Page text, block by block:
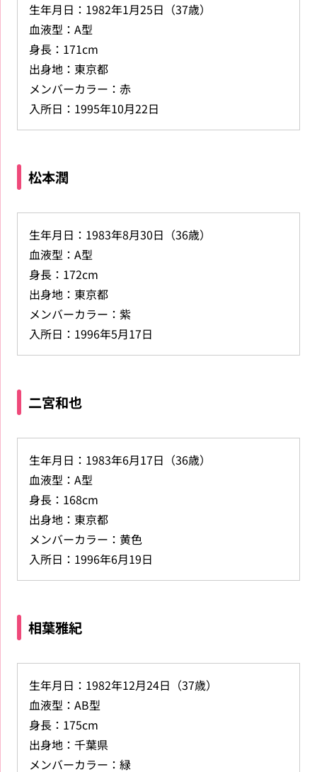
生年月日：1982年1月25日（37歳）
血液型：A型
身長：171cm
出身地：東京都
メンバーカラー：赤
入所日：1995年10月22日
松本潤
生年月日：1983年8月30日（36歳）
血液型：A型
身長：172cm
出身地：東京都
メンバーカラー：紫
入所日：1996年5月17日
二宮和也
生年月日：1983年6月17日（36歳）
血液型：A型
身長：168cm
出身地：東京都
メンバーカラー：黄色
入所日：1996年6月19日
相葉雅紀
生年月日：1982年12月24日（37歳）
血液型：AB型
身長：175cm
出身地：千葉県
メンバーカラー：緑